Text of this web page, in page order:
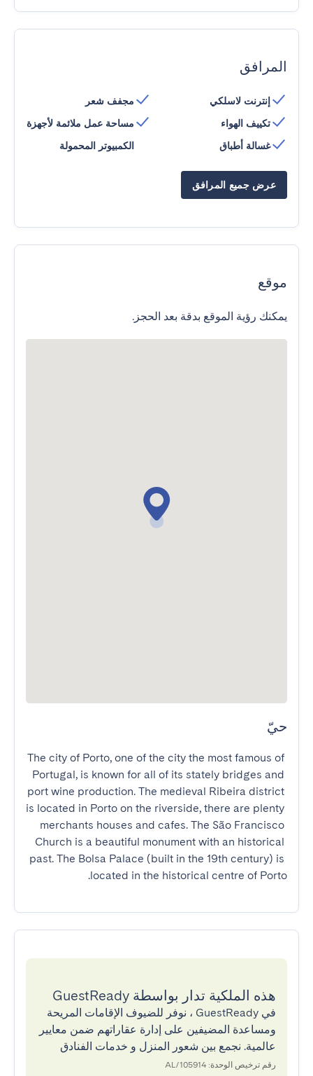
المرافق
إنترنت لاسلكي
تكييف الهواء
غسالة أطباق
مجفف شعر
مساحة عمل ملائمة لأجهزة
الكمبيوتر المحمولة
عرض جميع المرافق
موقع
يمكنك رؤية الموقع بدقة بعد الحجز.
حيّ
The city of Porto, one of the city the most famous of
Portugal, is known for all of its stately bridges and
port wine production. The medieval Ribeira district
is located in Porto on the riverside, there are plenty
merchants houses and cafes. The São Francisco
Church is a beautiful monument with an historical
past. The Bolsa Palace (built in the 19th century) is
located in the historical centre of Porto.
هذه الملكية تدار بواسطة GuestReady
في GuestReady ، نوفر للضيوف الإقامات المريحة
ومساعدة المضيفين على إدارة عقاراتهم ضمن معايير
عالمية. نجمع بين شعور المنزل و خدمات الفنادق
رقم ترخيص الوحدة: 105914/AL